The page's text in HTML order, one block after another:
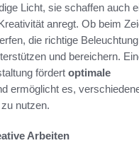
Licht, sie schaffen auch
anregt. Ob beim
die richtige
und bereichern.
fördert optimale
ermöglicht es,
nutzen.
Arbeiten